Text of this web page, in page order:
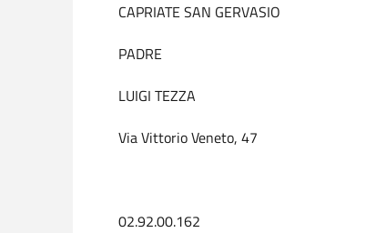
CAPRIATE SAN GERVASIO
PADRE
LUIGI TEZZA
Via Vittorio Veneto, 47
02.92.00.162